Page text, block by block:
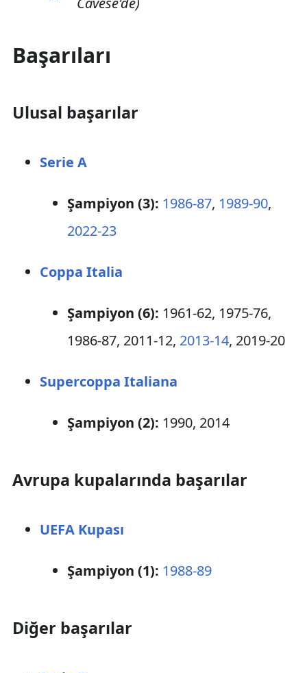
Başarıları
Ulusal başarılar
Serie A
Şampiyon (3): 1986-87, 1989-90,
2022-23
Coppa Italia
Şampiyon (6): 1961-62, 1975-76,
1986-87, 2011-12, 2013-14, 2019-20
Supercoppa Italiana
Şampiyon (2): 1990, 2014
Avrupa kupalarında başarılar
UEFA Kupası
Şampiyon (1): 1988-89
Diğer başarılar